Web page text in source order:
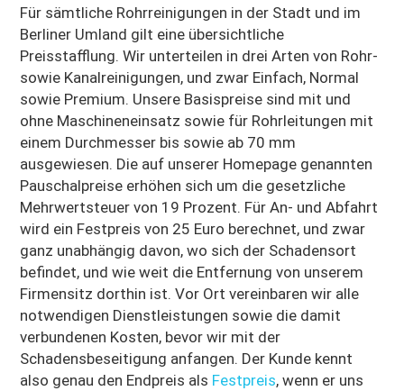
Für sämtliche Rohrreinigungen in der Stadt und im
Berliner Umland gilt eine übersichtliche
Preisstafflung. Wir unterteilen in drei Arten von Rohr-
sowie Kanalreinigungen, und zwar Einfach, Normal
sowie Premium. Unsere Basispreise sind mit und
ohne Maschineneinsatz sowie für Rohrleitungen mit
einem Durchmesser bis sowie ab 70 mm
ausgewiesen. Die auf unserer Homepage genannten
Pauschalpreise erhöhen sich um die gesetzliche
Mehrwertsteuer von 19 Prozent. Für An- und Abfahrt
wird ein Festpreis von 25 Euro berechnet, und zwar
ganz unabhängig davon, wo sich der Schadensort
befindet, und wie weit die Entfernung von unserem
Firmensitz dorthin ist. Vor Ort vereinbaren wir alle
notwendigen Dienstleistungen sowie die damit
verbundenen Kosten, bevor wir mit der
Schadensbeseitigung anfangen. Der Kunde kennt
also genau den Endpreis als Festpreis, wenn er uns